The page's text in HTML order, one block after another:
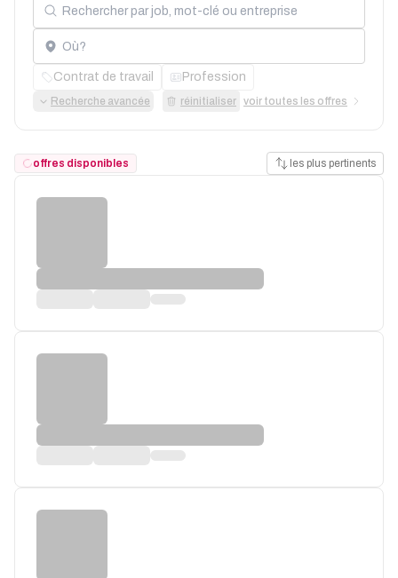
Localisation
Contrat de travail Profession
Recherche avancée réinitialiser voir toutes les offres
offres disponibles les plus pertinents